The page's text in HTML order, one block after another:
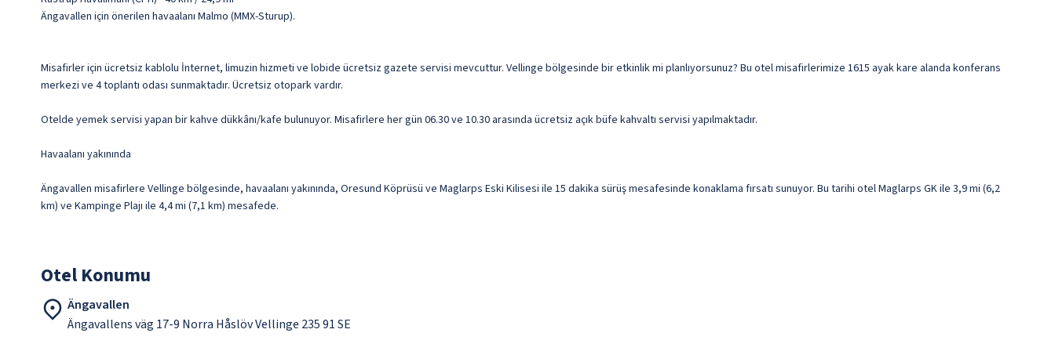
Ängavallen için önerilen havaalanı Malmo (MMX-Sturup).
Misafirler için ücretsiz kablolu İnternet, limuzin hizmeti ve lobide ücretsiz gazete servisi mevcuttur. Vellinge bölgesinde bir etkinlik mi planlıyorsunuz? Bu otel misafirlerimize 1615 ayak kare alanda konferans
merkezi ve 4 toplantı odası sunmaktadır. Ücretsiz otopark vardır.
Otelde yemek servisi yapan bir kahve dükkânı/kafe bulunuyor. Misafirlere her gün 06.30 ve 10.30 arasında ücretsiz açık büfe kahvaltı servisi yapılmaktadır.
Havaalanı yakınında
Ängavallen misafirlere Vellinge bölgesinde, havaalanı yakınında, Oresund Köprüsü ve Maglarps Eski Kilisesi ile 15 dakika sürüş mesafesinde konaklama fırsatı sunuyor. Bu tarihi otel Maglarps GK ile 3,9 mi (6,2
km) ve Kampinge Plajı ile 4,4 mi (7,1 km) mesafede.
Otel Konumu
Ängavallen
Ängavallens väg 17-9 Norra Håslöv Vellinge 235 91 SE